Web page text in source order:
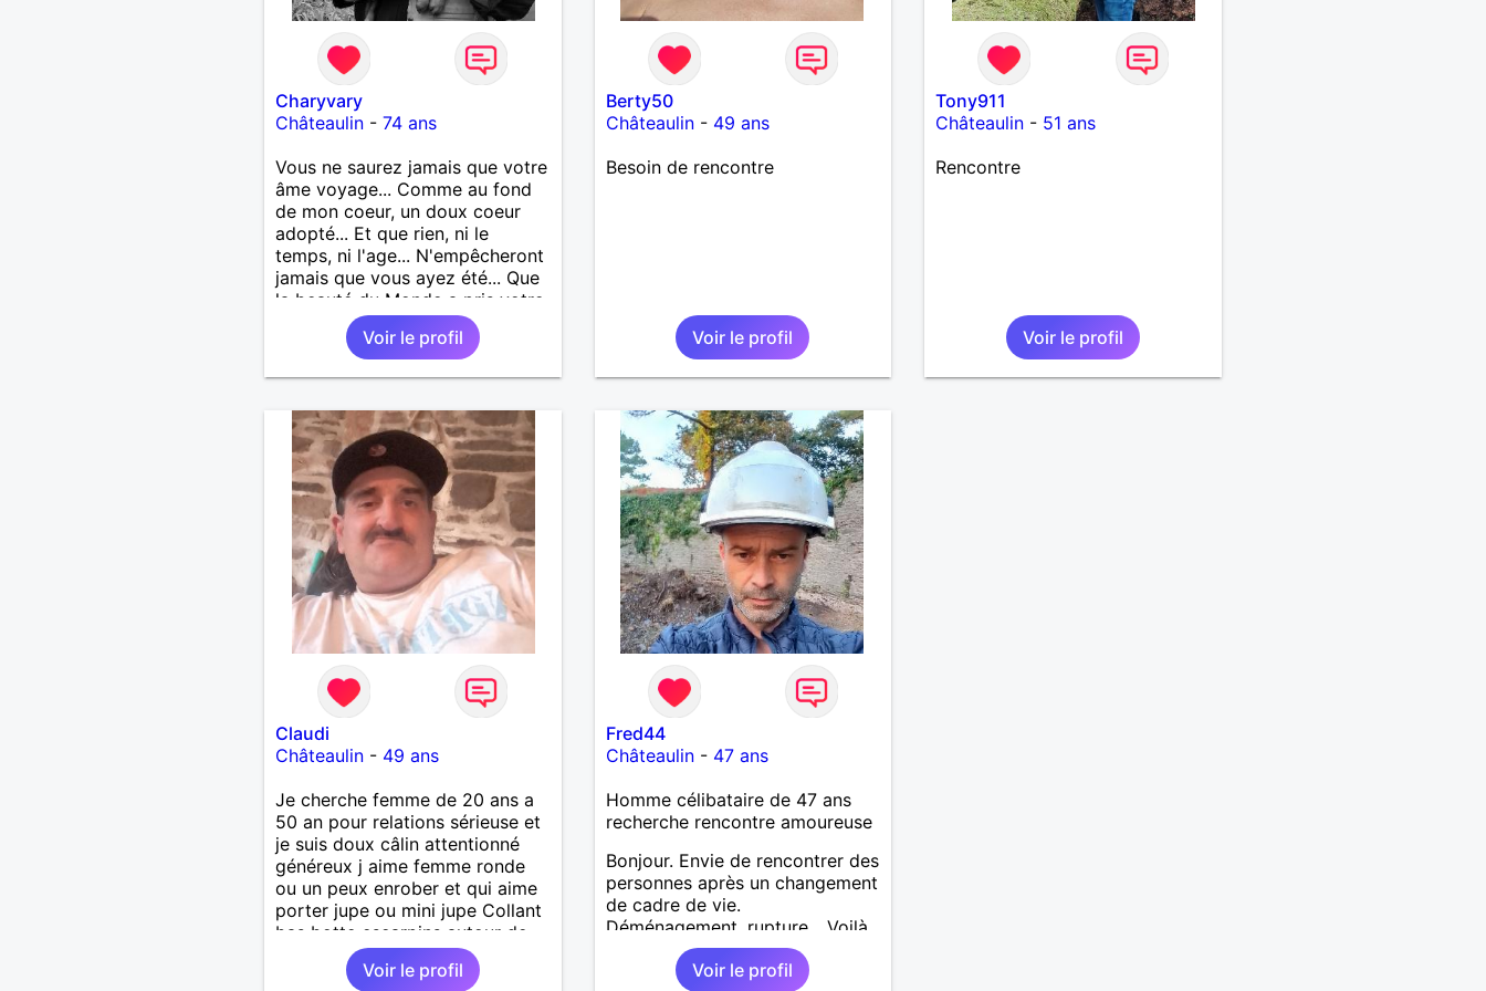
Charyvary
Châteaulin- 74 ans
Vous ne saurez jamais que votre
âme voyage... Comme au fond
de mon coeur, un doux coeur
adopté... Et que rien, ni le
temps, ni l'age... N'empêcheront
jamais que vous ayez été... Que
la beauté du Monde a pris votre
visage... Vous ne saurez jamais
que j’emporte votre âme...
Comme une lampe d’or qui
Voir le profil
Berty50
Châteaulin- 49 ans
Besoin de rencontre
Voir le profil
Tony911
Châteaulin - 51 ans
Rencontre
Voir le profil
Claudi
Châteaulin- 49 ans
Je cherche femme de 20 ans a
50 an pour relations sérieuse et
je suis doux câlin attentionné
généreux j aime femme ronde
ou un peux enrober et qui aime
porter jupe ou mini jupe Collant
bas botte escarpins autour de
Chateaulin
Voir le profil
Fred44
Châteaulin- 47 ans
Homme célibataire de 47 ans
recherche rencontre amoureuse
Bonjour. Envie de rencontrer des
personnes après un changement
de cadre de vie.
Déménagement, rupture... Voilà,
je souhaite démarrer une
nouvelle vie.Voir le profil